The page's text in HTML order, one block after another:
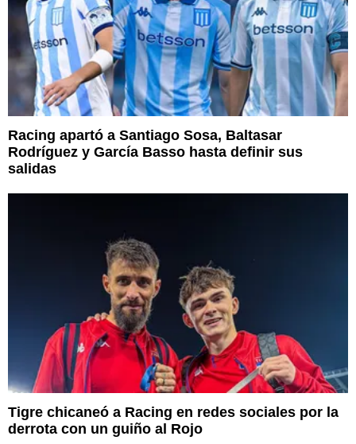
Racing apartó a Santiago Sosa, Baltasar
Rodríguez y García Basso hasta definir sus
salidas
Tigre chicaneó a Racing en redes sociales por la
derrota con un guiño al Rojo